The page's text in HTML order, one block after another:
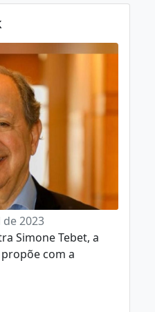
2023
Simone Tebet, a
com a